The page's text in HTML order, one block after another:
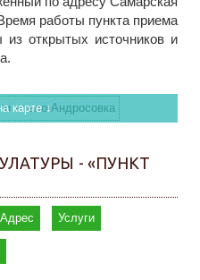
работы пункта приема
открытых источников и
карте ↓
- «ПУНКТ
Адрес Услуги